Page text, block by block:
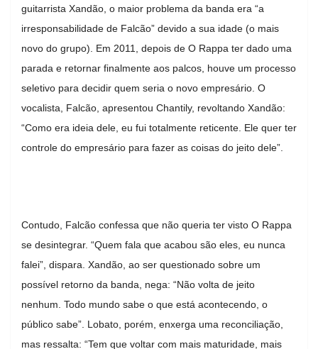
guitarrista Xandão, o maior problema da banda era “a
irresponsabilidade de Falcão” devido a sua idade (o mais
novo do grupo). Em 2011, depois de O Rappa ter dado uma
parada e retornar finalmente aos palcos, houve um processo
seletivo para decidir quem seria o novo empresário. O
vocalista, Falcão, apresentou Chantily, revoltando Xandão:
“Como era ideia dele, eu fui totalmente reticente. Ele quer ter
controle do empresário para fazer as coisas do jeito dele”.
Contudo, Falcão confessa que não queria ter visto O Rappa
se desintegrar. “Quem fala que acabou são eles, eu nunca
falei”, dispara. Xandão, ao ser questionado sobre um
possível retorno da banda, nega: “Não volta de jeito
nenhum. Todo mundo sabe o que está acontecendo, o
público sabe”. Lobato, porém, enxerga uma reconciliação,
mas ressalta: “Tem que voltar com mais maturidade, mais